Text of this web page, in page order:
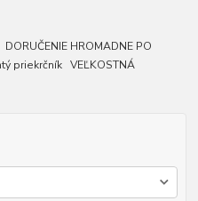
HROMADNE PO
priekrčník VEĽKOSTNÁ